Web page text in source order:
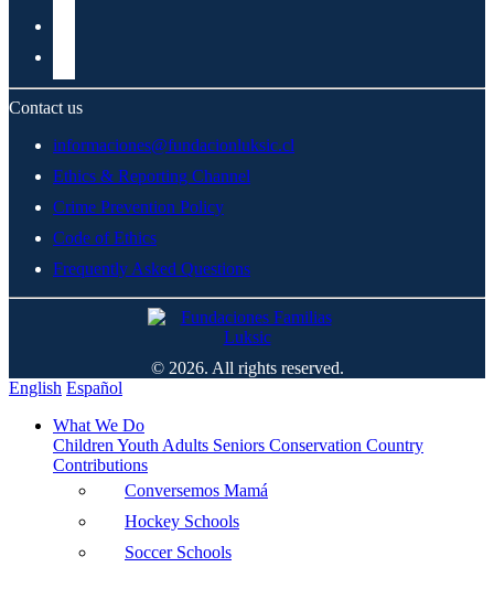
Contact us
informaciones@fundacionluksic.cl
Ethics & Reporting Channel
Crime Prevention Policy
Code of Ethics
Frequently Asked Questions
© 2026. All rights reserved.
English Español
What We Do
Children Youth Adults Seniors Conservation Country
Contributions
Conversemos Mamá
Hockey Schools
Soccer Schools